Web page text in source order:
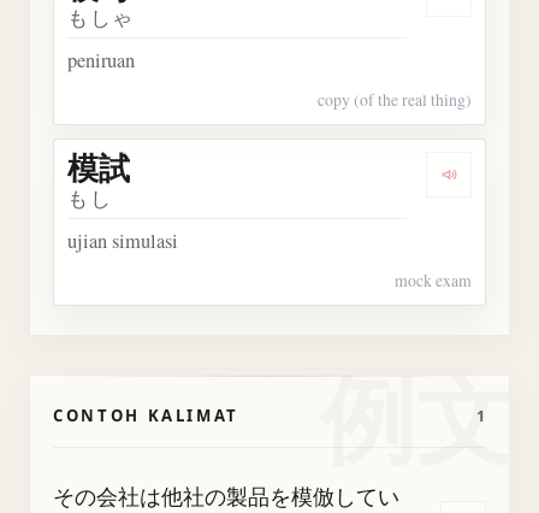
Dengarkan
もしゃ
peniruan
copy (of the real thing)
Dengarkan
模試
もし
ujian simulasi
mock exam
例文
CONTOH KALIMAT 1
その会社は他社の製品を模倣してい